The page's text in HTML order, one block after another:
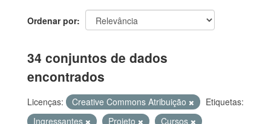
Ordenar por
34 conjuntos de dados
encontrados
Licenças: Creative Commons Atribuição
Etiquetas:
Ingressantes
Projeto
Cursos